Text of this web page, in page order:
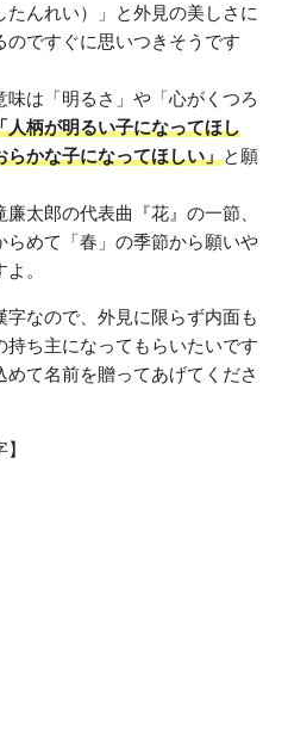
んれい）」と外見の美しさに
ですぐに思いつきそうです
味は「明るさ」や「心がくつろ
人柄が明るい子になってほし
らかな子になってほしい」と願
太郎の代表曲『花』の一節、
らめて「春」の季節から願いや
。
字なので、外見に限らず内面も
ち主になってもらいたいです
て名前を贈ってあげてくださ